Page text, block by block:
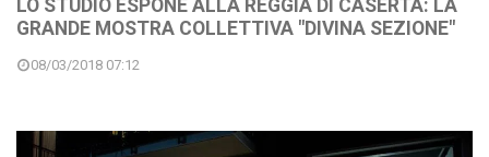
LO STUDIO ESPONE ALLA REGGIA DI CASERTA: LA
GRANDE MOSTRA COLLETTIVA "DIVINA SEZIONE"
08/03/2018 07:12